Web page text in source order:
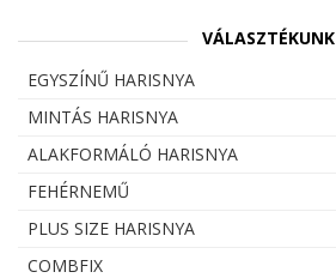
VÁLASZTÉKUNK
EGYSZÍNŰ HARISNYA
MINTÁS HARISNYA
ALAKFORMÁLÓ HARISNYA
FEHÉRNEMŰ
PLUS SIZE HARISNYA
COMBFIX